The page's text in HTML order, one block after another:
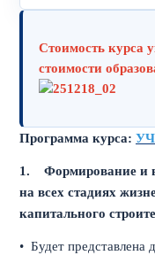
Стоимость курса
стоимости
Программа курса:
1.
Формирование и
на всех стадиях
капитального
• Будет представлена